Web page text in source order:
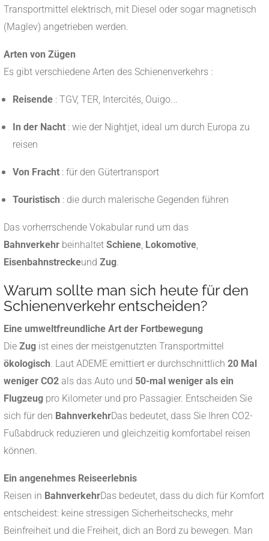
Transportmittel elektrisch, mit Diesel oder sogar magnetisch
(Maglev) angetrieben werden.
Arten von Zügen
Es gibt verschiedene Arten des Schienenverkehrs :
Reisende : TGV, TER, Intercités, Ouigo...
In der Nacht : wie der Nightjet, ideal um durch Europa zu
reisen
Von Fracht : für den Gütertransport
Touristisch : die durch malerische Gegenden führen
Das vorherrschende Vokabular rund um das
Bahnverkehr beinhaltet Schiene Lokomotive
Eisenbahnstreckeund Zug
Warum sollte man sich heute für den
Schienenverkehr entscheiden?
Eine umweltfreundliche Art der Fortbewegung
Die Zug ist eines der meistgenutzten Transportmittel
ökologisch . Laut ADEME emittiert er durchschnittlich 20 Mal
weniger CO2 als das Auto und 50-mal weniger als ein
Flugzeug pro Kilometer und pro Passagier. Entscheiden Sie
sich für den BahnverkehrDas bedeutet, dass Sie Ihren CO2-
Fußabdruck reduzieren und gleichzeitig komfortabel reisen
können.
Ein angenehmes Reiseerlebnis
Reisen in BahnverkehrDas bedeutet, dass du dich für Komfort
entscheidest: keine stressigen Sicherheitschecks, mehr
Beinfreiheit und die Freiheit, dich an Bord zu bewegen. Man